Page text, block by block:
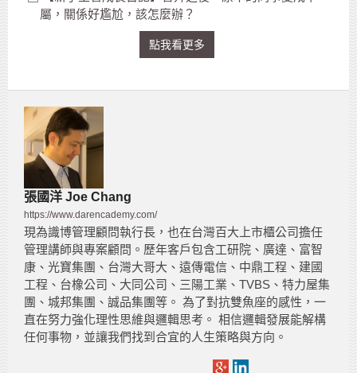
屬，關係好尷尬，該怎麼辦？
點我看更多
張國洋 Joe Chang
https://www.darencademy.com/
現為識博管理顧問執行長，也在台灣百大上市櫃公司擔任
管理講師與專案顧問。歷年客戶包含工研院、廣達、富智
康、光寶集團、台灣大哥大、遠傳電信、中鼎工程、建國
工程、台橡公司、大同公司、三陽工業、TVBS、特力屋集
團、城邦集團、誠品集團等。 為了對抗雙魚座的感性，一
直在努力強化理性思維與邏輯思考。 相信邏輯發展能解構
任何事物，並讓我們找到合宜的人生策略與方向。